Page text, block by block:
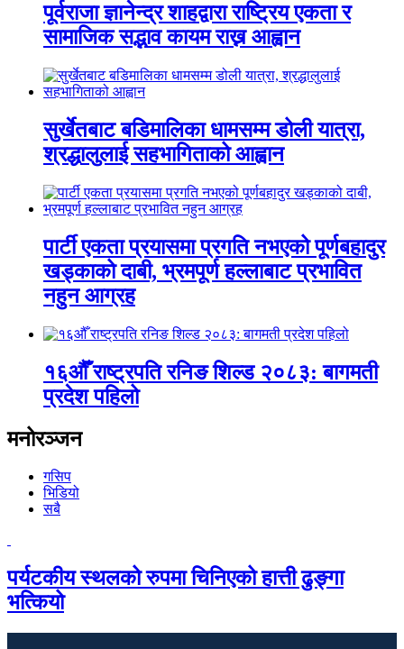
पूर्वराजा ज्ञानेन्द्र शाहद्वारा राष्ट्रिय एकता र
सामाजिक सद्भाव कायम राख्न आह्वान
सुर्खेतबाट बडिमालिका धामसम्म डोली यात्रा,
श्रद्धालुलाई सहभागिताको आह्वान
पार्टी एकता प्रयासमा प्रगति नभएको पूर्णबहादुर
खड्काको दाबी, भ्रमपूर्ण हल्लाबाट प्रभावित
नहुन आग्रह
१६औँ राष्ट्रपति रनिङ शिल्ड २०८३: बागमती
प्रदेश पहिलो
मनोरञ्जन
गसिप
भिडियो
सबै
पर्यटकीय स्थलको रुपमा चिनिएको हात्ती ढुङ्गा
भत्कियो